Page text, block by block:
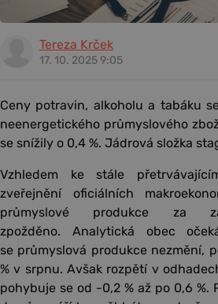
Tereza Krček
17. 10. 2025 9:05
Ceny potravin, alkoholu a tabáku
neenergetického průmyslového
se snížily o 0,4 %. Jádrová složka
Vzhledem ke stále
zveřejnění oficiálních
průmyslové produkce za
zpožděno. Analytická obec
se průmyslová produkce nezmění,
% v srpnu. Avšak rozpětí v
pohybuje se od -0,2 % až po 0,6 %.